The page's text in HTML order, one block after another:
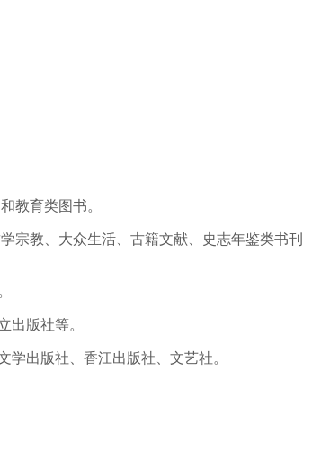
教育类图书。
宗教、大众生活、古籍文献、史志年鉴类书刊
出版社等。
出版社、香江出版社、文艺社。